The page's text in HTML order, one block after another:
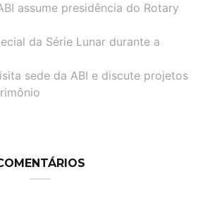
assume presidência do Rotary
da Série Lunar durante a
sede da ABI e discute projetos